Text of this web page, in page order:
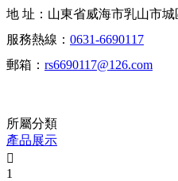
地 址：山東省威海市乳山市城
服務熱線： 0631-6690117
郵箱： rs6690117@126.com
所屬分類
產品展示

1